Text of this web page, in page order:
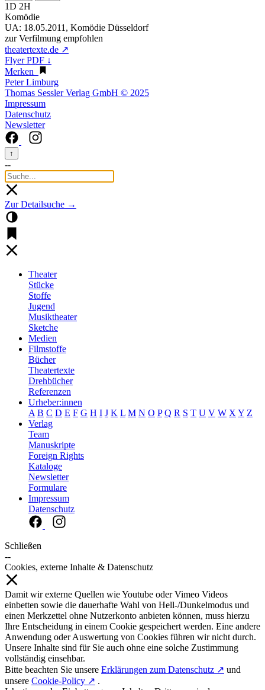
1D 2H
Komödie
UA: 18.05.2011, Komödie Düsseldorf
zur Verfilmung empfohlen
theatertexte.de ↗
Flyer PDF ↓
Merken
Peter Limburg
Thomas Sessler Verlag GmbH © 2025
Impressum
Datenschutz
Newsletter
↑
--
Zur Detailsuche →
Theater
Stücke
Stoffe
Jugend
Musiktheater
Sketche
Medien
Filmstoffe
Bücher
Theatertexte
Drehbücher
Referenzen
Urheber:innen
A B C D E F G H I J K L M N O P Q R S T U V W X Y Z
Verlag
Team
Manuskripte
Foreign Rights
Kataloge
Newsletter
Formulare
Impressum
Datenschutz
Schließen
--
Cookies, externe Inhalte & Datenschutz
Damit wir externe Quellen wie Youtube oder Vimeo Videos
einbetten sowie die dauerhafte Wahl von Hell-/Dunkelmodus und
einen Merkzettel ohne Nutzerkonto anbieten können, muss hierzu
Ihre Entscheidung in einem Cookie gespeichert werden. Eine andere
Anwendung oder Auswertung von Cookies führen wir nicht durch.
Unsere Inhalte sind für Sie auch ohne eine solche Zustimmung
vollständig einsehbar.
Bitte beachten Sie unsere Erklärungen zum Datenschutz ↗ und
unsere Cookie-Policy ↗ .